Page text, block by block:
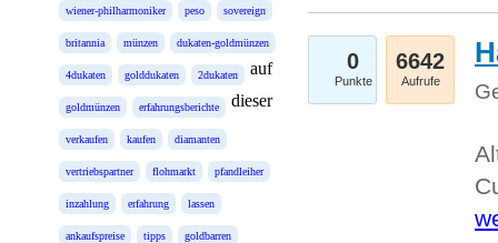
wiener-philharmoniker peso sovereign
britannia münzen dukaten-goldmünzen
4dukaten golddukaten 2dukaten
goldmünzen erfahrungsberichte
verkaufen kaufen diamanten
vertriebspartner flohmarkt pfandleiher
inzahlung erfahrung lassen
ankaufspreise tipps goldbarren
auf
dieser
0
Punkte
6642
Aufrufe